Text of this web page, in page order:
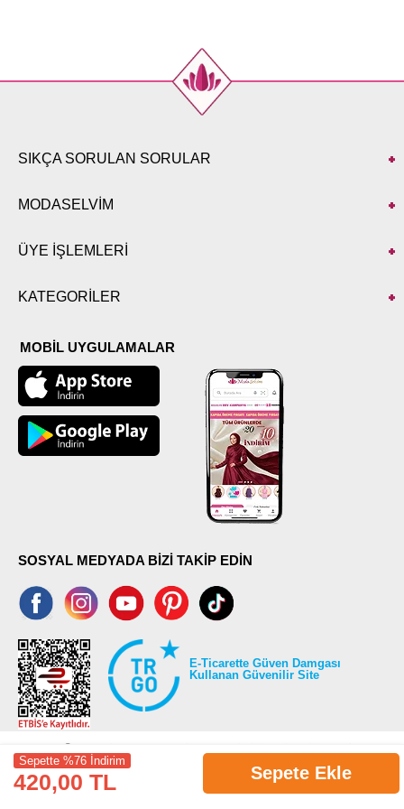
Sepette %76 İndirim
420,00 TL Sepete Ekle
SIKÇA SORULAN SORULAR
MODASELVİM
ÜYE İŞLEMLERİ
KATEGORİLER
MOBİL UYGULAMALAR
SOSYAL MEDYADA BİZİ TAKİP EDİN
E-Ticarette Güven Damgası
Kullanan Güvenilir Site
©2026 Tüm modaselvim.com hakları saklıdır.